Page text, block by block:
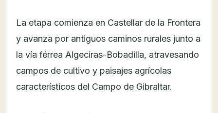
La etapa comienza en Castellar de la Frontera
y avanza por antiguos caminos rurales junto a
la vía férrea Algeciras-Bobadilla, atravesando
campos de cultivo y paisajes agrícolas
característicos del Campo de Gibraltar.